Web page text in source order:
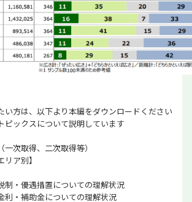
い方は、以下より本編をダウンロードください
ピックスについて説明しています
次取得、二次取得等）
ア別】
制・優遇措置についての理解状況
利・補助金についての理解状況